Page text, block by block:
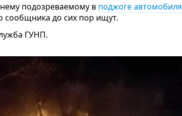
подозреваемому в поджоге автомобиля
сообщника до сих пор ищут.
ГУНП.